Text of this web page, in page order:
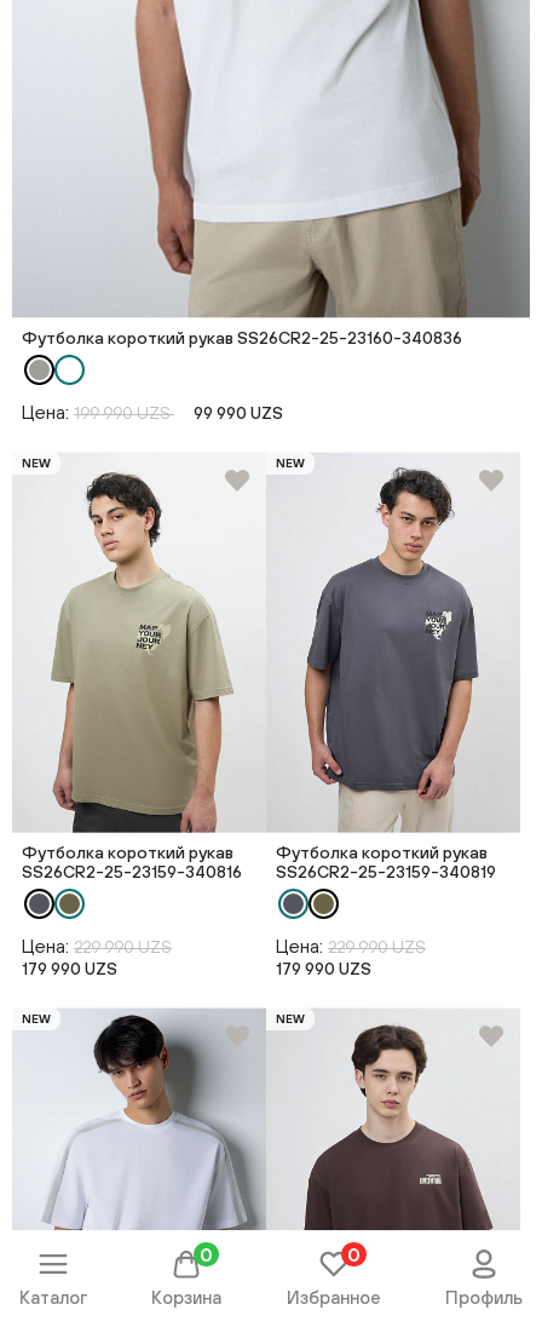
Футболка короткий рукав SS26CR2-25-23160-340836
Цена: 199 990 UZS 99 990 UZS
NEW
Футболка короткий рукав
SS26CR2-25-23159-340816
Цена: 229 990 UZS
179 990 UZS
NEW
Футболка короткий рукав
SS26CR2-25-23159-340819
Цена: 229 990 UZS
179 990 UZS
NEW NEW
Каталог Корзина
0
Избранное
0
Профиль